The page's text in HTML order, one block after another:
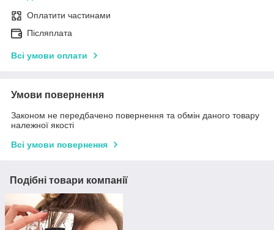
Оплатити частинами
Післяплата
Всі умови оплати
Умови повернення
Законом не передбачено повернення та обмін даного товару
належної якості
Всі умови повернення
Подібні товари компанії